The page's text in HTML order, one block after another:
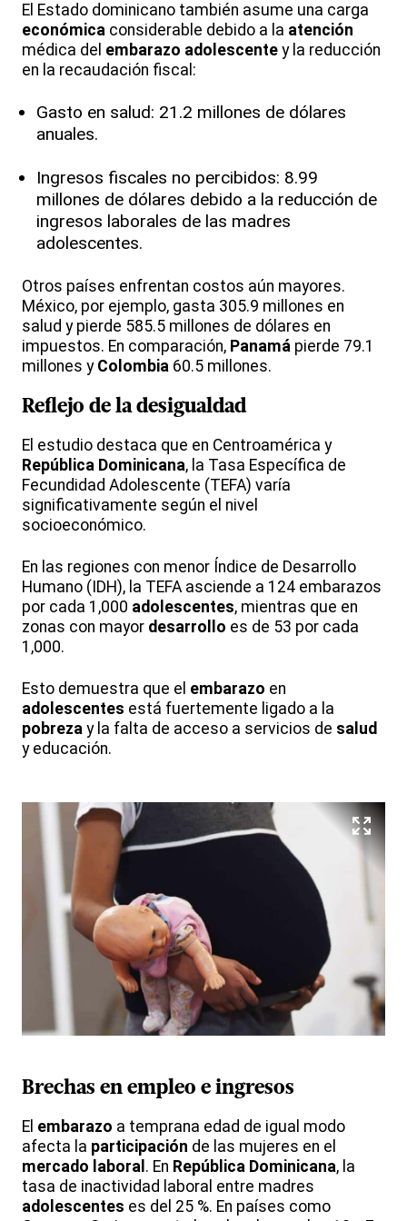
El Estado dominicano también asume una carga
económica considerable debido a la atención
médica del embarazo adolescente y la reducción
en la recaudación fiscal:
Gasto en salud: 21.2 millones de dólares
anuales.
Ingresos fiscales no percibidos: 8.99
millones de dólares debido a la reducción de
ingresos laborales de las madres
adolescentes.
Otros países enfrentan costos aún mayores.
México, por ejemplo, gasta 305.9 millones en
salud y pierde 585.5 millones de dólares en
impuestos. En comparación, Panamá pierde 79.1
millones y Colombia 60.5 millones.
Reflejo de la desigualdad
El estudio destaca que en Centroamérica y
República Dominicana, la Tasa Específica de
Fecundidad Adolescente (TEFA) varía
significativamente según el nivel
socioeconómico.
En las regiones con menor Índice de Desarrollo
Humano (IDH), la TEFA asciende a 124 embarazos
por cada 1,000 adolescentes, mientras que en
zonas con mayor desarrollo es de 53 por cada
1,000.
Esto demuestra que el embarazo en
adolescentes está fuertemente ligado a la
pobreza y la falta de acceso a servicios de salud
y educación.
Brechas en empleo e ingresos
El embarazo a temprana edad de igual modo
afecta la participación de las mujeres en el
mercado laboral . En República Dominicana, la
tasa de inactividad laboral entre madres
adolescentes es del 25 %. En países como